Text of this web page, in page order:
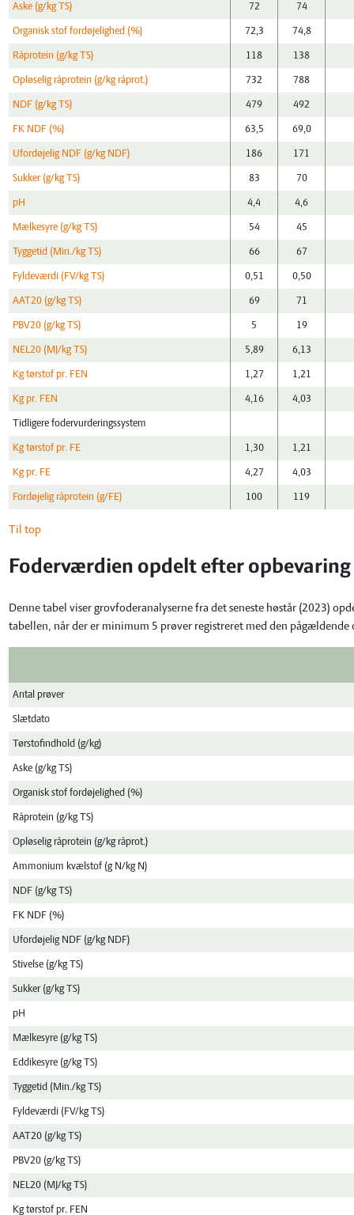
Aske (g/kg TS) 72 74
Organisk stof fordøjelighed (%) 72,3 74,8
Råprotein (g/kg TS) 118 138
Opløselig råprotein (g/kg råprot.) 732 788
NDF (g/kg TS) 479 492
FK NDF (%) 63,5 69,0
Ufordøjelig NDF (g/kg NDF) 186 171
Sukker (g/kg TS) 83 70
pH 4,4 4,6
Mælkesyre (g/kg TS) 54 45
Tyggetid (Min./kg TS) 66 67
Fyldeværdi (FV/kg TS) 0,51 0,50
AAT20 (g/kg TS) 69 71
PBV20 (g/kg TS) 5 19
NEL20 (MJ/kg TS) 5,89 6,13
Kg tørstof pr. FEN 1,27 1,21
Kg pr. FEN 4,16 4,03
Tidligere fodervurderingssystem
Kg tørstof pr. FE 1,30 1,21
Kg pr. FE 4,27 4,03
Fordøjelig råprotein (g/FE) 100 119
Til top
Foderværdien opdelt efter opbevaring
Denne tabel viser grovfoderanalyserne fra det seneste høstår (2023)
tabellen, når der er minimum 5 prøver registreret med den pågældende
Antal prøver
Slætdato
Tørstofindhold (g/kg)
Aske (g/kg TS)
Organisk stof fordøjelighed (%)
Råprotein (g/kg TS)
Opløselig råprotein (g/kg råprot.)
Ammonium kvælstof (g N/kg N)
NDF (g/kg TS)
FK NDF (%)
Ufordøjelig NDF (g/kg NDF)
Stivelse (g/kg TS)
Sukker (g/kg TS)
pH
Mælkesyre (g/kg TS)
Eddikesyre (g/kg TS)
Tyggetid (Min./kg TS)
Fyldeværdi (FV/kg TS)
AAT20 (g/kg TS)
PBV20 (g/kg TS)
NEL20 (MJ/kg TS)
Kg tørstof pr. FEN